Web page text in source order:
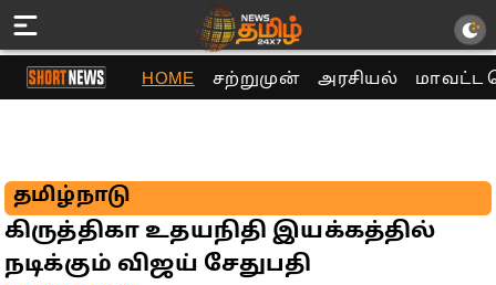
HOME சற்றுமுன் அரசியல் மாவட்ட
தமிழ்நாடு
கிருத்திகா உதயநிதி இயக்கத்தில்
நடிக்கும் விஜய் சேதுபதி